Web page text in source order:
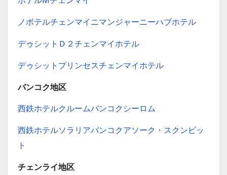
ノボテルチェンマイニマンジャーニーハブホテル
デゥシットＤ２チェンマイホテル
デゥシットプリンセスチェンマイホテル
バンコク地区
西鉄ホテルクルームバンコクシーロム
西鉄ホテルソラリアバンコクアソーク・スクンビッ
ト
チェンライ地区